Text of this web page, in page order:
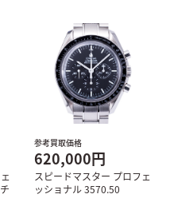
参考買取価格
620,000円
スピードマスター プロフェ
ッショナル 3570.50